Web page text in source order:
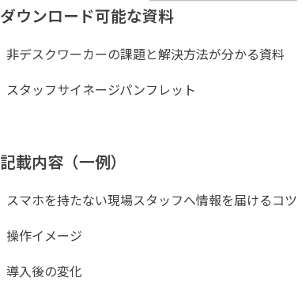
ダウンロード可能な資料
非デスクワーカーの課題と解決方法が分かる資料
スタッフサイネージパンフレット
記載内容（一例）
スマホを持たない現場スタッフへ情報を届けるコツ
操作イメージ
導入後の変化